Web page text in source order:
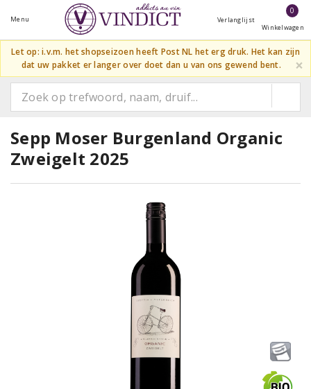
Menu Verlanglijst
0
Winkelwagen
Let op: i.v.m. het shopseizoen heeft Post NL het erg druk. Het kan zijn
dat uw pakket er langer over doet dan u van ons gewend bent.
×
Sepp Moser Burgenland Organic
Zweigelt 2025